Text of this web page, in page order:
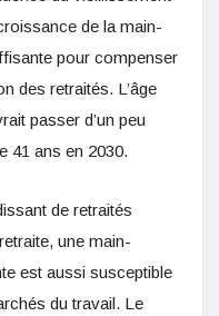
de la main-
pour compenser
des retraités. L’âge
passer d’un peu
41 ans en 2030.
de retraités
une main-
est aussi susceptible
du travail. Le